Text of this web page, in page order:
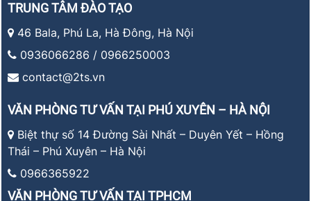
TRUNG TÂM ĐÀO TẠO
46 Bala, Phú La, Hà Đông, Hà Nội
0936066286 / 0966250003
contact@2ts.vn
VĂN PHÒNG TƯ VẤN TẠI PHÚ XUYÊN – HÀ NỘI
Biệt thự số 14 Đường Sài Nhất – Duyên Yết – Hồng
Thái – Phú Xuyên – Hà Nội
0966365922
VĂN PHÒNG TƯ VẤN TẠI TPHCM